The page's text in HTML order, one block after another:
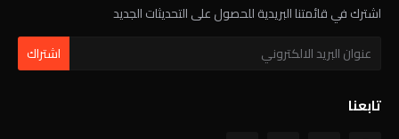
اشترك في قائمتنا البريدية للحصول على التحديثات الجديد
تابعنا